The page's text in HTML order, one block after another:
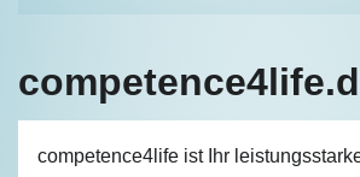
competence4life ist Ihr